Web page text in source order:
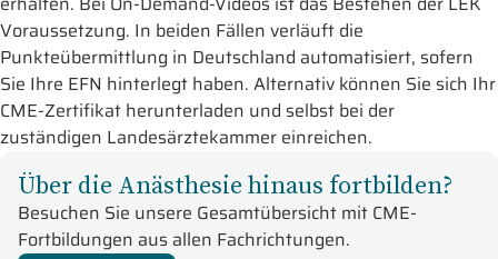
Voraussetzung. In beiden Fällen verläuft die
Punkteübermittlung in Deutschland automatisiert, sofern
Sie Ihre EFN hinterlegt haben. Alternativ können Sie sich Ihr
CME-Zertifikat herunterladen und selbst bei der
zuständigen Landesärztekammer einreichen.
Über die Anästhesie hinaus fortbilden?
Besuchen Sie unsere Gesamtübersicht mit CME-
Fortbildungen aus allen Fachrichtungen.